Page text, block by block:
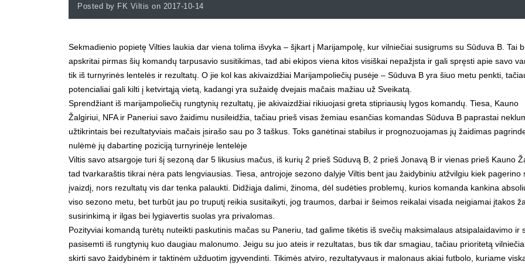
Posted by FK Viltis on 2017-10-14
Sekmadienio popietę Vilties laukia dar viena tolima išvyka – šįkart į Marijampolę, kur vilniečiai susigrums su Sūduva B. Tai
apskritai pirmas šių komandų tarpusavio susitikimas, tad abi ekipos viena kitos visiškai nepažįsta ir gali spręsti apie savo
tik iš turnyrinės lentelės ir rezultatų. O jie kol kas akivaizdžiai Marijampoliečių pusėje – Sūduva B yra šiuo metu penkti,
potencialiai gali kilti į ketvirtąją vietą, kadangi yra sužaidę dvejais mačais mažiau už Sveikatą.
Sprendžiant iš marijampoliečių rungtynių rezultatų, jie akivaizdžiai rikiuojasi greta stipriausių lygos komandų. Tiesa, Kauno
Žalgiriui, NFA ir Paneriui savo žaidimu nusileidžia, tačiau prieš visas žemiau esančias komandas Sūduva B paprastai
užtikrintais bei rezultatyviais mačais įsirašo sau po 3 taškus. Toks ganėtinai stabilus ir prognozuojamas jų žaidimas
nulėmė jų dabartinę poziciją turnyrinėje lentelėje
Viltis savo atsargoje turi šį sezoną dar 5 likusius mačus, iš kurių 2 prieš Sūduvą B, 2 prieš Jonavą B ir vienas prieš Kauno
tad tvarkaraštis tikrai nėra pats lengviausias. Tiesa, antrojoje sezono dalyje Viltis bent jau žaidybiniu atžvilgiu kiek pagerino
įvaizdį, nors rezultatų vis dar tenka palaukti. Didžiąja dalimi, žinoma, dėl sudėties problemų, kurios komanda kankina
viso sezono metu, bet turbūt jau po truputį reikia susitaikyti, jog traumos, darbai ir šeimos reikalai visada neigiamai įtakos
susirinkimą ir ilgas bei lygiavertis suolas yra privalomas.
Pozityviai komandą turėtų nuteikti paskutinis mačas su Paneriu, tad galime tikėtis iš svečių maksimalaus atsipalaidavimo ir
pasisemti iš rungtynių kuo daugiau malonumo. Jeigu su juo ateis ir rezultatas, bus tik dar smagiau, tačiau prioritetą
skirti savo žaidybinėm ir taktinėm užduotim įgyvendinti. Tikimės atviro, rezultatyvaus ir malonaus akiai futbolo, kuriame
APIE KLUBĄ
2008 metų pradžioje, Vilniaus Žirmūnų mikrorajone,